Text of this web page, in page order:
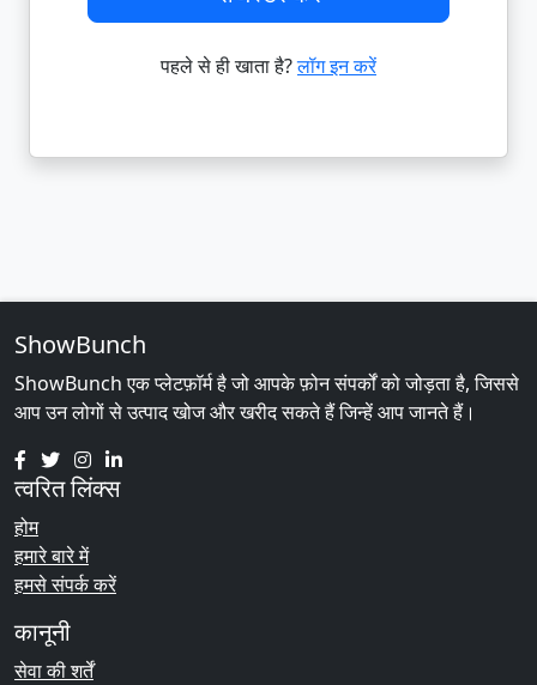
पहले से ही खाता है?लॉग इन करें
ShowBunch
ShowBunch एक प्लेटफ़ॉर्म है जो आपके फ़ोन संपर्कों को जोड़ता है, जिससे
आप उन लोगों से उत्पाद खोज और खरीद सकते हैं जिन्हें आप जानते हैं।
त्वरित लिंक्स
होम
हमारे बारे में
हमसे संपर्क करें
कानूनी
सेवा की शर्तें